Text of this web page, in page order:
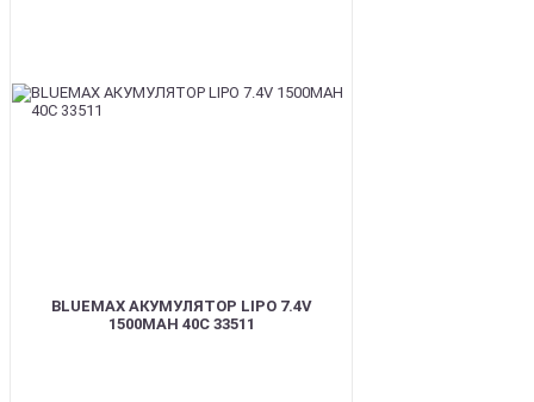
BLUEMAX АКУМУЛЯТОР LIPO 7.4V
1500MAH 40C 33511